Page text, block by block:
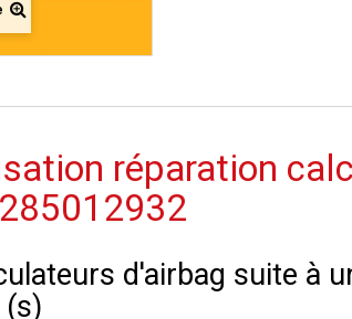
réparation
d'airbag suite à